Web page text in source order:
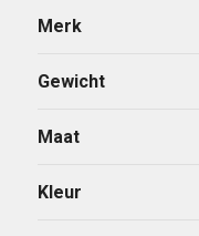
Merk
Gewicht
Maat
Kleur